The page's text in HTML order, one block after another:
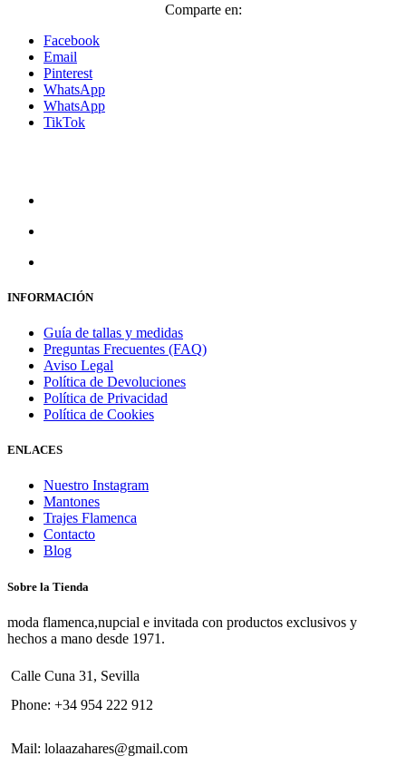
63,00 €.Comparte en:
Facebook
Email
Pinterest
WhatsApp
WhatsApp
TikTok
INFORMACIÓN
Guía de tallas y medidas
Preguntas Frecuentes (FAQ)
Aviso Legal
Política de Devoluciones
Política de Privacidad
Política de Cookies
ENLACES
Nuestro Instagram
Mantones
Trajes Flamenca
Contacto
Blog
Sobre la Tienda
moda flamenca,nupcial e invitada con productos exclusivos y
hechos a mano desde 1971.
Calle Cuna 31, Sevilla
Phone: +34 954 222 912
Mail: lolaazahares@gmail.com